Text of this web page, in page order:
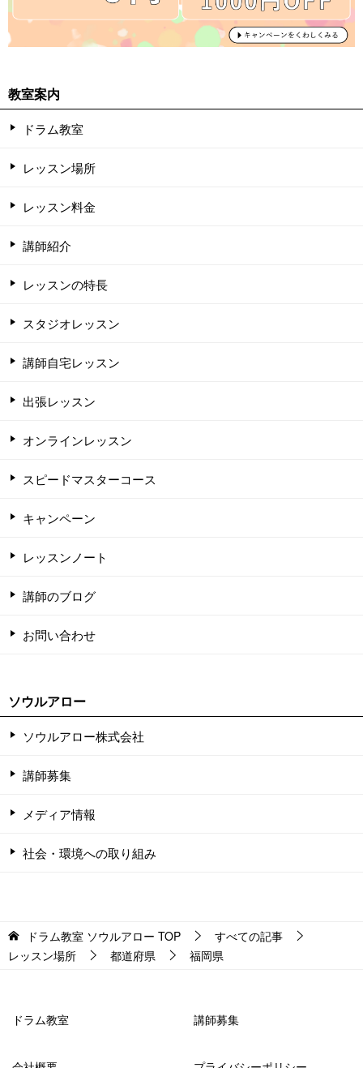
教室案内
ドラム教室
レッスン場所
レッスン料金
講師紹介
レッスンの特長
スタジオレッスン
講師自宅レッスン
出張レッスン
オンラインレッスン
スピードマスターコース
キャンペーン
レッスンノート
講師のブログ
お問い合わせ
ソウルアロー
ソウルアロー株式会社
講師募集
メディア情報
社会・環境への取り組み
ドラム教室 ソウルアロー TOP
すべての記事
レッスン場所
都道府県 福岡県
ドラム教室 講師募集